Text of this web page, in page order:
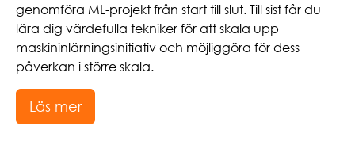
genomföra ML-projekt från start till slut. Till sist får du
lära dig värdefulla tekniker för att skala upp
maskininlärningsinitiativ och möjliggöra för dess
påverkan i större skala.
Läs mer